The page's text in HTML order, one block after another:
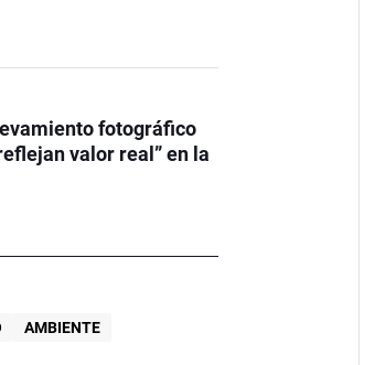
fotográfico
valor real” en la
AMBIENTE